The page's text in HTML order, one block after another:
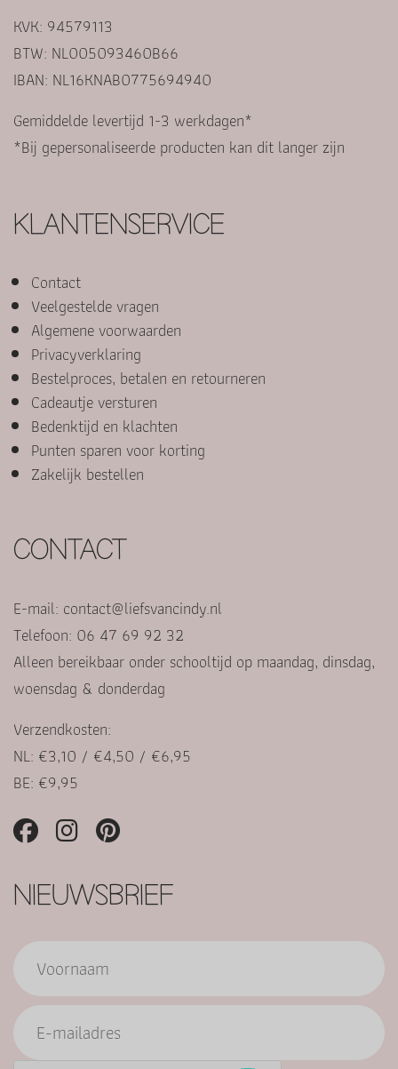
KVK: 94579113
BTW: NL005093460B66
IBAN: NL16KNAB0775694940
Gemiddelde levertijd 1-3 werkdagen*
*Bij gepersonaliseerde producten kan dit langer zijn
KLANTENSERVICE
Contact
Veelgestelde vragen
Algemene voorwaarden
Privacyverklaring
Bestelproces, betalen en retourneren
Cadeautje versturen
Bedenktijd en klachten
Punten sparen voor korting
Zakelijk bestellen
CONTACT
E-mail: contact@liefsvancindy.nl
Telefoon: 06 47 69 92 32
Alleen bereikbaar onder schooltijd op maandag, dinsdag,
woensdag & donderdag
Verzendkosten:
NL: €3,10 / €4,50 / €6,95
BE: €9,95
NIEUWSBRIEF